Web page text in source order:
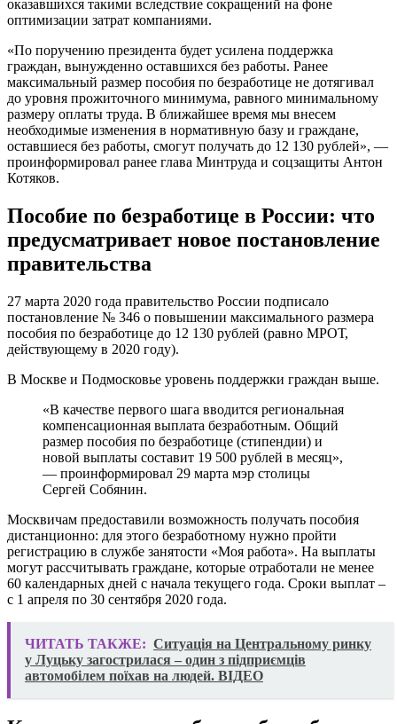
оказавшихся такими вследствие сокращений на фоне
оптимизации затрат компаниями.
«По поручению президента будет усилена поддержка
граждан, вынужденно оставшихся без работы. Ранее
максимальный размер пособия по безработице не дотягивал
до уровня прожиточного минимума, равного минимальному
размеру оплаты труда. В ближайшее время мы внесем
необходимые изменения в нормативную базу и граждане,
оставшиеся без работы, смогут получать до 12 130 рублей», —
проинформировал ранее глава Минтруда и соцзащиты Антон
Котяков.
Пособие по безработице в России: что
предусматривает новое постановление
правительства
27 марта 2020 года правительство России подписало
постановление № 346 о повышении максимального размера
пособия по безработице до 12 130 рублей (равно МРОТ,
действующему в 2020 году).
В Москве и Подмосковье уровень поддержки граждан выше.
«В качестве первого шага вводится региональная
компенсационная выплата безработным. Общий
размер пособия по безработице (стипендии) и
новой выплаты составит 19 500 рублей в месяц»,
— проинформировал 29 марта мэр столицы
Сергей Собянин.
Москвичам предоставили возможность получать пособия
дистанционно: для этого безработному нужно пройти
регистрацию в службе занятости «Моя работа». На выплаты
могут рассчитывать граждане, которые отработали не менее
60 календарных дней с начала текущего года. Сроки выплат –
с 1 апреля по 30 сентября 2020 года.
ЧИТАТЬ ТАКЖЕ: Ситуація на Центральному ринку
у Луцьку загострилася – один з підприємців
автомобілем поїхав на людей. ВІДЕО